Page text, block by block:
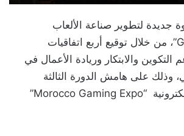
جديدة لتطوير صناعة الألعاب
الإلكترونية “Gaming”، من خلال توقيع أربع اتفاقيات
التكوين والابتكار وريادة الأعمال في
وذلك على هامش الدورة الثالثة
لمعرض الألعاب الإلكترونية “Morocco Gaming Expo”